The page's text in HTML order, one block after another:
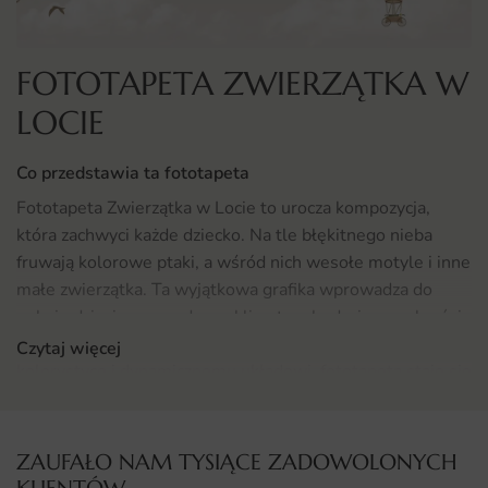
FOTOTAPETA ZWIERZĄTKA W
LOCIE
Co przedstawia ta fototapeta
Fototapeta Zwierzątka w Locie to urocza kompozycja,
która zachwyci każde dziecko. Na tle błękitnego nieba
fruwają kolorowe ptaki, a wśród nich wesołe motyle i inne
małe zwierzątka. Ta wyjątkowa grafika wprowadza do
i kreatywność najmłodszych. Dzięki swojej żywej
Gdzie sprawdzi się fototapeta Zwierzątka w Locie
Czytaj więcej
ZAUFAŁO NAM TYSIĄCE ZADOWOLONYCH